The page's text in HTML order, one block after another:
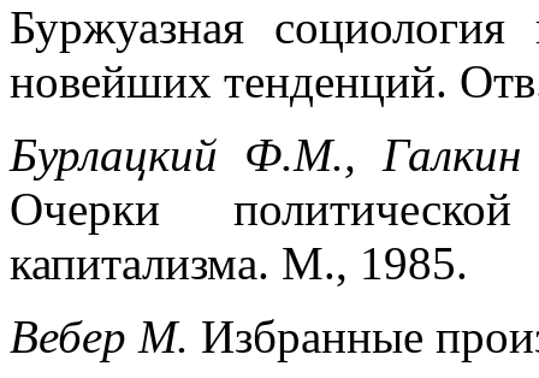
Буржуазная
новейших тенденций.
Бурлацкий Ф.М.,
Очерки
капитализма. М., 1985.
Вебер М. Избранные